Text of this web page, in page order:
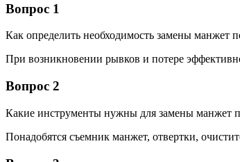
Вопрос 1
Как определить необходимость замены
При возникновении рывков и потере
Вопрос 2
Какие инструменты нужны для замены манжет
Понадобятся съемник манжет, отвертки,